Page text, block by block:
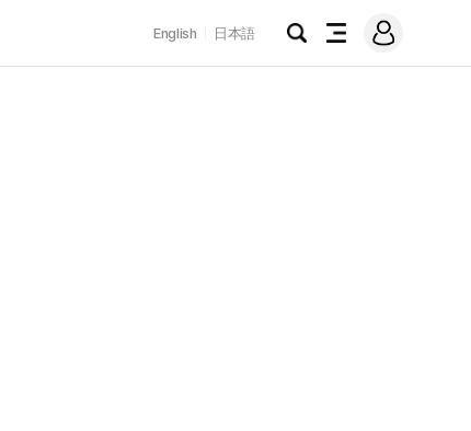
English 日本語
검
전
메
그